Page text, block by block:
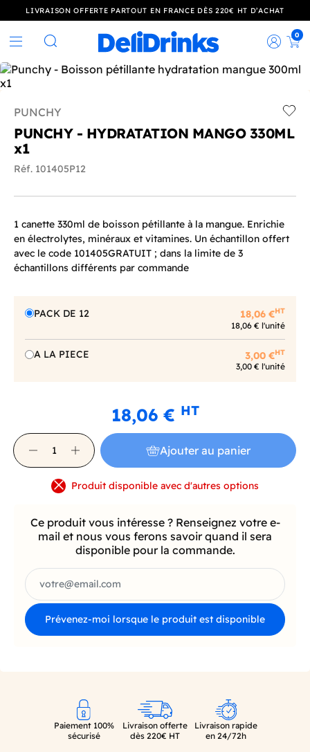
LIVRAISON OFFERTE PARTOUT EN FRANCE DÈS 220€ HT D’ACHAT
Rechercher
0
PUNCHY
PUNCHY - HYDRATATION MANGO 330ML
x1
Réf. 101405P12
1 canette 330ml de boisson pétillante à la mangue. Enrichie
en électrolytes, minéraux et vitamines. Un échantillon offert
avec le code 101405GRATUIT ; dans la limite de 3
échantillons différents par commande
PACK DE 12 18,06 €HT
18,06 € l'unité
A LA PIECE 3,00 €HT
3,00 € l'unité
18,06 € HT
Ajouter au panier
Produit disponible avec d'autres options
Ce produit vous intéresse ? Renseignez votre e-
mail et nous vous ferons savoir quand il sera
disponible pour la commande.
Prévenez-moi lorsque le produit est disponible
Paiement 100%
sécurisé
Livraison offerte
dès 220€ HT
Livraison rapide
en 24/72h